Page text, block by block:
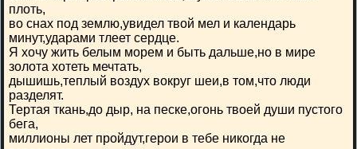
плоть,
во снах под землю,увидел твой мел и календарь
минут,ударами тлеет сердце.
Я хочу жить белым морем и быть дальше,но в мире
золота хотеть мечтать,
дышишь,теплый воздух вокруг шеи,в том,что люди
разделят.
Тертая ткань,до дыр, на песке,огонь твоей души пустого
бега,
миллионы лет пройдут,герои в тебе никогда не